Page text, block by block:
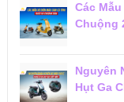
Các
Chuộng
Nguyên
Hụt Ga